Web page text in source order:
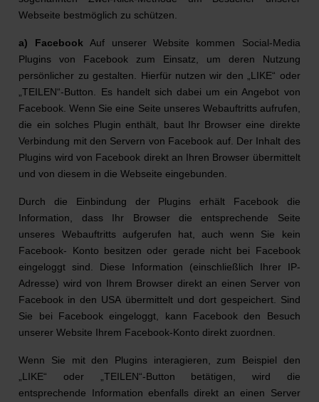
Webseite bestmöglich zu schützen.
a) FacebookAuf unserer Website kommen Social-Media
Plugins von Facebook zum Einsatz, um deren Nutzung
persönlicher zu gestalten. Hierfür nutzen wir den „LIKE“ oder
„TEILEN“-Button. Es handelt sich dabei um ein Angebot von
Facebook. Wenn Sie eine Seite unseres Webauftritts aufrufen,
die ein solches Plugin enthält, baut Ihr Browser eine direkte
Verbindung mit den Servern von Facebook auf. Der Inhalt des
Plugins wird von Facebook direkt an Ihren Browser übermittelt
und von diesem in die Webseite eingebunden.
Durch die Einbindung der Plugins erhält Facebook die
Information, dass Ihr Browser die entsprechende Seite
unseres Webauftritts aufgerufen hat, auch wenn Sie kein
Facebook- Konto besitzen oder gerade nicht bei Facebook
eingeloggt sind. Diese Information (einschließlich Ihrer IP-
Adresse) wird von Ihrem Browser direkt an einen Server von
Facebook in den USA übermittelt und dort gespeichert. Sind
Sie bei Facebook eingeloggt, kann Facebook den Besuch
unserer Website Ihrem Facebook-Konto direkt zuordnen.
Wenn Sie mit den Plugins interagieren, zum Beispiel den
„LIKE“ oder „TEILEN“-Button betätigen, wird die
entsprechende Information ebenfalls direkt an einen Server